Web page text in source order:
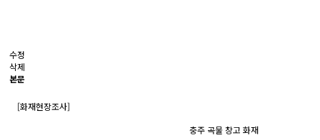
수정
삭제
본문
[화재현장조사]
충주 곡물 창고 화재